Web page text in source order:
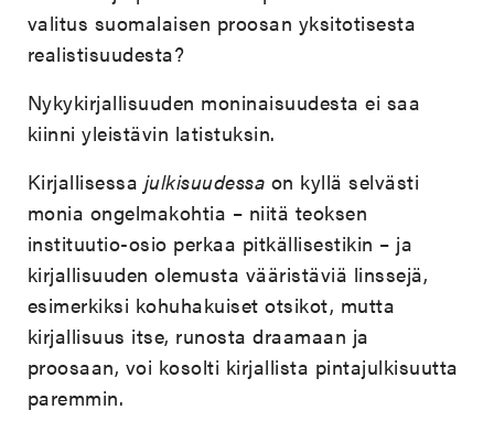
valitus suomalaisen proosan yksitotisesta
realistisuudesta?
Nykykirjallisuuden moninaisuudesta ei saa
kiinni yleistävin latistuksin.
Kirjallisessa julkisuudessa on kyllä selvästi
monia ongelmakohtia – niitä teoksen
instituutio-osio perkaa pitkällisestikin – ja
kirjallisuuden olemusta vääristäviä linssejä,
esimerkiksi kohuhakuiset otsikot, mutta
kirjallisuus itse, runosta draamaan ja
proosaan, voi kosolti kirjallista pintajulkisuutta
paremmin.